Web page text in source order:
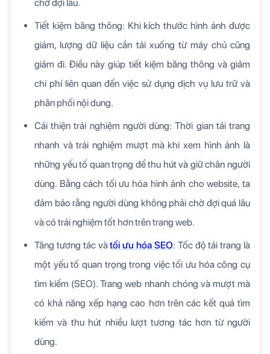
chờ đợi lâu.
Tiết kiệm băng thông: Khi kích thước hình ảnh được
giảm, lượng dữ liệu cần tải xuống từ máy chủ cũng
giảm đi. Điều này giúp tiết kiệm băng thông và giảm
chi phí liên quan đến việc sử dụng dịch vụ lưu trữ và
phân phối nội dung.
Cải thiện trải nghiệm người dùng: Thời gian tải trang
nhanh và trải nghiệm mượt mà khi xem hình ảnh là
những yếu tố quan trọng để thu hút và giữ chân người
dùng. Bằng cách tối ưu hóa hình ảnh cho website, ta
đảm bảo rằng người dùng không phải chờ đợi quá lâu
và có trải nghiệm tốt hơn trên trang web.
Tăng tương tác vàtối ưu hóa SEO: Tốc độ tải trang là
một yếu tố quan trọng trong việc tối ưu hóa công cụ
tìm kiếm (SEO). Trang web nhanh chóng và mượt mà
có khả năng xếp hạng cao hơn trên các kết quả tìm
kiếm và thu hút nhiều lượt tương tác hơn từ người
dùng.